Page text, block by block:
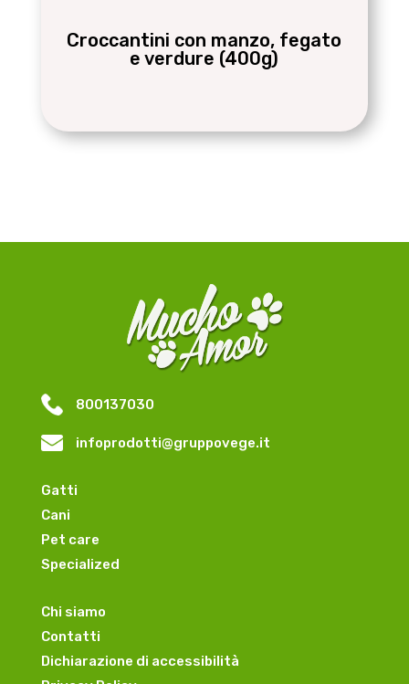
Croccantini con manzo, fegato
e verdure (400g)
800137030
infoprodotti@gruppovege.it
Gatti
Cani
Pet care
Specialized
Chi siamo
Contatti
Dichiarazione di accessibilità